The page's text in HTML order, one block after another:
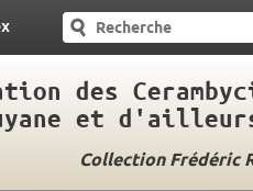
des
et
Collection Frédéric